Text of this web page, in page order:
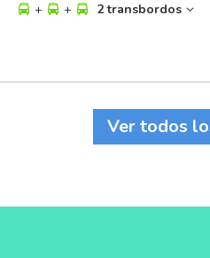
+
+ 2 transbordos
Ver todos